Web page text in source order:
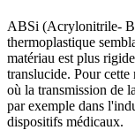
ABSi (Acrylonitrile-
thermoplastique
matériau est plus
translucide. Pour
où la transmission de
par exemple dans
dispositifs médicaux.